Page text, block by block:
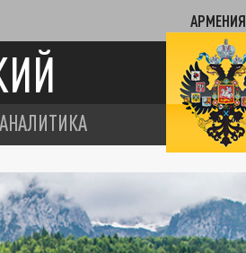
АРМЕНИЯ
АНАЛИТИКА